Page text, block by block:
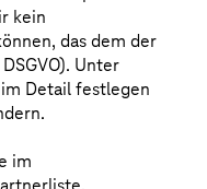
moderne
Millionen
US-
muss als
Investition
und vor allem
kein
das dem der
Unter
Detail festlegen
im